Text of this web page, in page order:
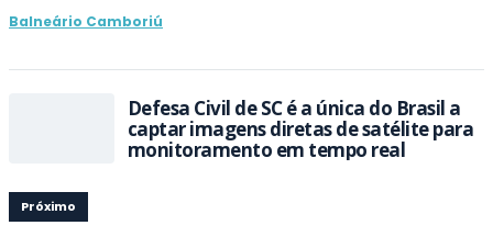
Balneário Camboriú
Defesa Civil de SC é a única do Brasil a
captar imagens diretas de satélite para
monitoramento em tempo real
Próximo